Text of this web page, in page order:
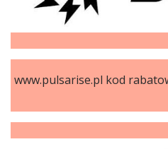
www.pulsarise.pl kod